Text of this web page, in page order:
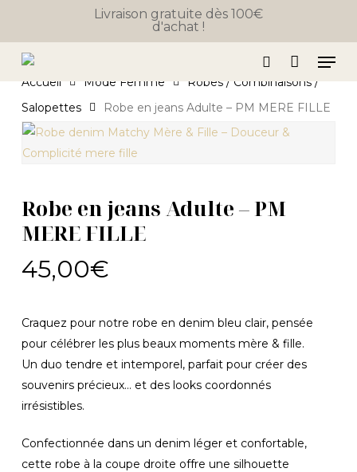
main
Livraison gratuite dès 100€
d'achat !
search
Accueil Mode Femme
Robes / Combinaisons /
Salopettes
Robe en jeans Adulte – PM MERE FILLE
Robe en jeans Adulte – PM
MERE FILLE
45,00€
Craquez pour notre robe en denim bleu clair, pensée
pour célébrer les plus beaux moments mère & fille.
Un duo tendre et intemporel, parfait pour créer des
souvenirs précieux… et des looks coordonnés
irrésistibles.
Confectionnée dans un denim léger et confortable,
cette robe à la coupe droite offre une silhouette